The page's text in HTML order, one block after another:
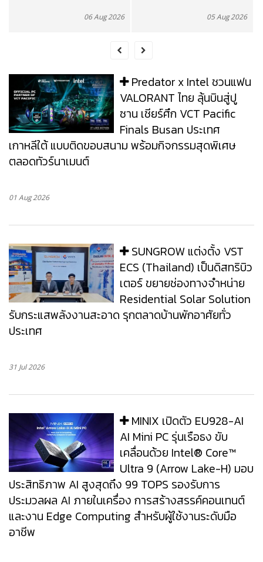
05 Aug 2026 05 Aug 2026
Predator x Intel ชวนแฟน
VALORANT ไทย ลุ้นบินสู่ปู
ซาน เชียร์ศึก VCT Pacific
Finals Busan ประเทศ
เกาหลีใต้ แบบติดขอบสนาม พร้อมกิจกรรมสุดพิเศษ
ตลอดทัวร์นาเมนต์
01 Aug 2026
SUNGROW แต่งตั้ง VST
ECS (Thailand) เป็นดิสทริบิว
เตอร์ ขยายช่องทางจำหน่าย
Residential Solar Solution
รับกระแสพลังงานสะอาด รุกตลาดบ้านพักอาศัยทั่ว
ประเทศ
31 Jul 2026
MINIX เปิดตัว EU928-AI
AI Mini PC รุ่นเรือธง ขับ
เคลื่อนด้วย Intel® Core™
Ultra 9 (Arrow Lake-H) มอบ
ประสิทธิภาพ AI สูงสุดถึง 99 TOPS รองรับการ
ประมวลผล AI ภายในเครื่อง การสร้างสรรค์คอนเทนต์
และงาน Edge Computing สำหรับผู้ใช้งานระดับมือ
อาชีพ